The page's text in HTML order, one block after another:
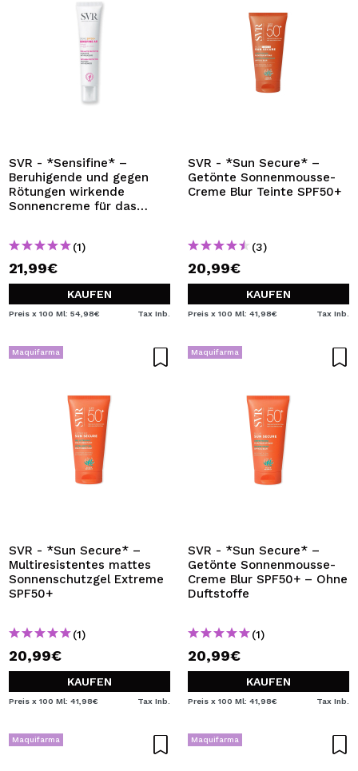
SVR - *Sensifine* –
Beruhigende und gegen
Rötungen wirkende
Sonnencreme für das
(1)
21,99€
KAUFEN
Preis x 100 Ml: 54,98€ Tax Inb.
SVR - *Sun Secure* –
Getönte Sonnenmousse-
Creme Blur Teinte SPF50+
(3)
20,99€
KAUFEN
Preis x 100 Ml: 41,98€ Tax Inb.
Maquifarma
SVR - *Sun Secure* –
Multiresistentes mattes
Sonnenschutzgel Extreme
SPF50+
(1)
20,99€
KAUFEN
Preis x 100 Ml: 41,98€ Tax Inb.
Maquifarma
SVR - *Sun Secure* –
Getönte Sonnenmousse-
Creme Blur SPF50+ – Ohne
Duftstoffe
(1)
20,99€
KAUFEN
Preis x 100 Ml: 41,98€ Tax Inb.
Maquifarma Maquifarma